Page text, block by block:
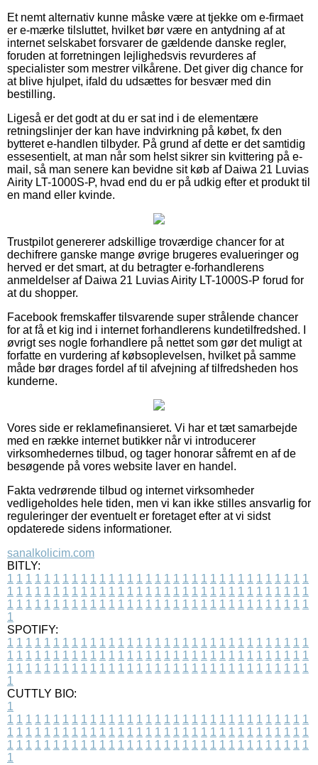
Et nemt alternativ kunne måske være at tjekke om e-firmaet
er e-mærke tilsluttet, hvilket bør være en antydning af at
internet selskabet forsvarer de gældende danske regler,
foruden at forretningen lejlighedsvis revurderes af
specialister som mestrer vilkårene. Det giver dig chance for
at blive hjulpet, ifald du udsættes for besvær med din
bestilling.
Ligeså er det godt at du er sat ind i de elementære
retningslinjer der kan have indvirkning på købet, fx den
bytteret e-handlen tilbyder. På grund af dette er det samtidig
essesentielt, at man når som helst sikrer sin kvittering på e-
mail, så man senere kan bevidne sit køb af Daiwa 21 Luvias
Airity LT-1000S-P, hvad end du er på udkig efter et produkt til
en mand eller kvinde.
Trustpilot genererer adskillige troværdige chancer for at
dechifrere ganske mange øvrige brugeres evalueringer og
herved er det smart, at du betragter e-forhandlerens
anmeldelser af Daiwa 21 Luvias Airity LT-1000S-P forud for
at du shopper.
Facebook fremskaffer tilsvarende super strålende chancer
for at få et kig ind i internet forhandlerens kundetilfredshed. I
øvrigt ses nogle forhandlere på nettet som gør det muligt at
forfatte en vurdering af købsoplevelsen, hvilket på samme
måde bør drages fordel af til afvejning af tilfredsheden hos
kunderne.
Vores side er reklamefinansieret. Vi har et tæt samarbejde
med en række internet butikker når vi introducerer
virksomhedernes tilbud, og tager honorar såfremt en af de
besøgende på vores website laver en handel.
Fakta vedrørende tilbud og internet virksomheder
vedligeholdes hele tiden, men vi kan ikke stilles ansvarlig for
reguleringer der eventuelt er foretaget efter at vi sidst
opdaterede sidens informationer.
sanalkolicim.com
BITLY:
1 1 1 1 1 1 1 1 1 1 1 1 1 1 1 1 1 1 1 1 1 1 1 1 1 1 1 1 1 1 1 1 1
1 1 1 1 1 1 1 1 1 1 1 1 1 1 1 1 1 1 1 1 1 1 1 1 1 1 1 1 1 1 1 1 1
1 1 1 1 1 1 1 1 1 1 1 1 1 1 1 1 1 1 1 1 1 1 1 1 1 1 1 1 1 1 1 1 1
1
SPOTIFY:
1 1 1 1 1 1 1 1 1 1 1 1 1 1 1 1 1 1 1 1 1 1 1 1 1 1 1 1 1 1 1 1 1
1 1 1 1 1 1 1 1 1 1 1 1 1 1 1 1 1 1 1 1 1 1 1 1 1 1 1 1 1 1 1 1 1
1 1 1 1 1 1 1 1 1 1 1 1 1 1 1 1 1 1 1 1 1 1 1 1 1 1 1 1 1 1 1 1 1
1
CUTTLY BIO:
1
1 1 1 1 1 1 1 1 1 1 1 1 1 1 1 1 1 1 1 1 1 1 1 1 1 1 1 1 1 1 1 1 1
1 1 1 1 1 1 1 1 1 1 1 1 1 1 1 1 1 1 1 1 1 1 1 1 1 1 1 1 1 1 1 1 1
1 1 1 1 1 1 1 1 1 1 1 1 1 1 1 1 1 1 1 1 1 1 1 1 1 1 1 1 1 1 1 1 1
1